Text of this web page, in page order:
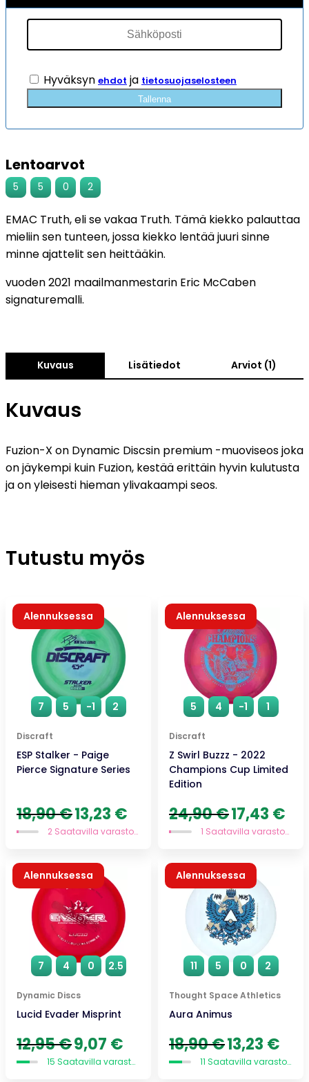
Hyväksyn ehdot ja tietosuojaselosteen
Tallenna
Lentoarvot
5 5 0 2
EMAC Truth, eli se vakaa Truth. Tämä kiekko palauttaa
mieliin sen tunteen, jossa kiekko lentää juuri sinne
minne ajattelit sen heittääkin.
vuoden 2021 maailmanmestarin Eric McCaben
signaturemalli.
Kuvaus Lisätiedot Arviot (1)
Kuvaus
Fuzion-X on Dynamic Discsin premium -muoviseos joka
on jäykempi kuin Fuzion, kestää erittäin hyvin kulutusta
ja on yleisesti hieman ylivakaampi seos.
Tutustu myös
7 5 -1 2
Discraft
ESP Stalker - Paige
Pierce Signature Series
Alennuksessa
18,90€ Alkuperäinen
hinta
oli:
13,23 € Nykyinen
on:
2 Saatavilla varastossa
5 4 -1 1
Discraft
Z Swirl Buzzz - 2022
Champions Cup Limited
Edition
Alennuksessa
24,90€ Alkuperäinen
hinta
oli:
17,43 €
on:
1 Saatavilla varastossa
7 4 0 2.5
Dynamic Discs
Lucid Evader Misprint
Alennuksessa
12,95€ Alkuperäinen
hinta
oli:
9,07 €
on:
15 Saatavilla varastossa
11 5 0 2
Thought Space Athletics
Aura Animus
Alennuksessa
18,90€ Alkuperäinen
hinta
oli:
13,23 €
on:
11 Saatavilla varastossa